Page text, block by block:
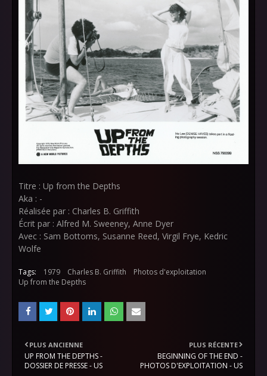
Titre : Up from the Depths
Aka : -
Réalisée par : Charles B. Griffith
Écrit par : Alfred M. Sweeney, Anne Dyer
Avec : Sam Bottoms, Susanne Reed, Virgil Frye, Kedric
Wolfe
Tags: 1979 Charles B. Griffith
Photos d'exploitation
Up from the Depths
PLUS RÉCENTE
BEGINNING OF THE END -
PHOTOS D'EXPLOITATION - US
PLUS ANCIENNE
UP FROM THE DEPTHS -
DOSSIER DE PRESSE - US